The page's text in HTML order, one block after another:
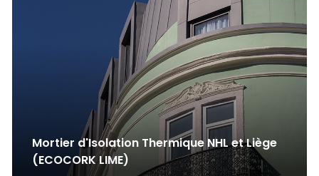
Mortier d'Isolation Thermique NHL et Liège
(ECOCORK LIME)